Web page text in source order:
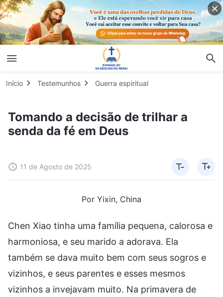
Início Testemunhos Guerra espiritual
Tomando a decisão de trilhar a
senda da fé em Deus
11 de Agosto de 2025
Por Yixin, China
Chen Xiao tinha uma família pequena, calorosa e
harmoniosa, e seu marido a adorava. Ela
também se dava muito bem com seus sogros e
vizinhos, e seus parentes e esses mesmos
vizinhos a invejavam muito. Na primavera de